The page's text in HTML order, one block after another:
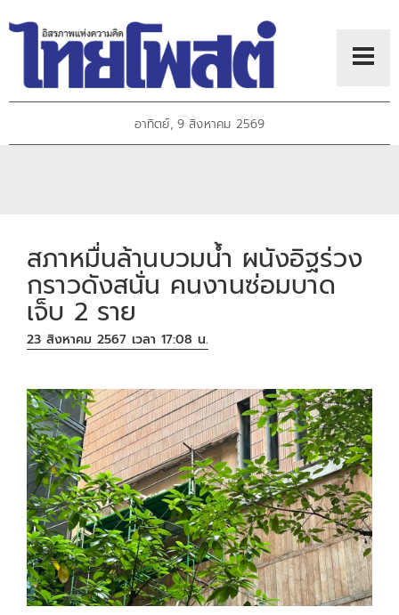
อาทิตย์, 9 สิงหาคม 2569
สภาหมื่นล้านบวมน้ำ ผนังอิฐร่วง
กราวดังสนั่น คนงานซ่อมบาด
เจ็บ 2 ราย
23 สิงหาคม 2567 เวลา 17:08 น.